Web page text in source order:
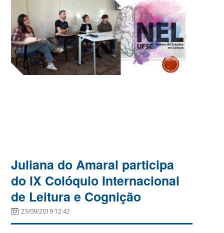
Juliana do Amaral participa
do IX Colóquio Internacional
de Leitura e Cognição
23/09/2019 12:42